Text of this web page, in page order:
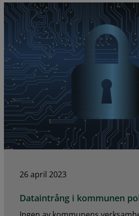
26 april 2023
Dataintrång i kommunen